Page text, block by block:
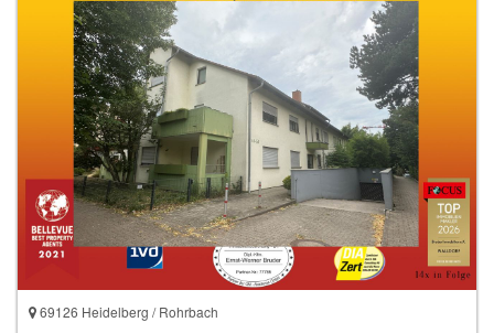
69126 Heidelberg / Rohrbach